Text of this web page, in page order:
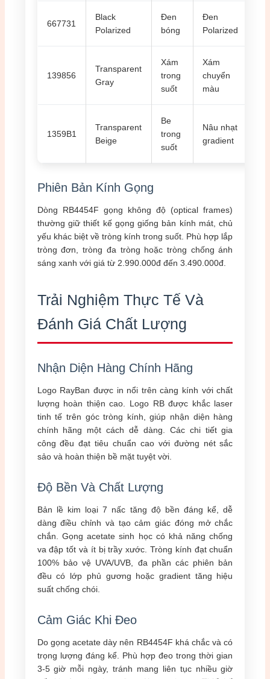
667731
Black
Polarized
Đen
bóng
Đen
Polarized
139856
Transparent
Gray
Xám
trong
suốt
Xám
chuyển
màu
1359B1
Transparent
Beige
Be
trong
suốt
Nâu nhạt
gradient
Phiên Bản Kính Gọng
Dòng RB4454F gọng không độ (optical frames)
thường giữ thiết kế gọng giống bản kính mát, chủ
yếu khác biệt về tròng kính trong suốt. Phù hợp lắp
tròng đơn, tròng đa tròng hoặc tròng chống ánh
sáng xanh với giá từ 2.990.000đ đến 3.490.000đ.
Trải Nghiệm Thực Tế Và
Đánh Giá Chất Lượng
Nhận Diện Hàng Chính Hãng
Logo RayBan được in nổi trên càng kính với chất
lượng hoàn thiện cao. Logo RB được khắc laser
tinh tế trên góc tròng kính, giúp nhận diện hàng
chính hãng một cách dễ dàng. Các chi tiết gia
công đều đạt tiêu chuẩn cao với đường nét sắc
sảo và hoàn thiện bề mặt tuyệt vời.
Độ Bền Và Chất Lượng
Bản lề kim loại 7 nấc tăng độ bền đáng kể, dễ
dàng điều chỉnh và tạo cảm giác đóng mở chắc
chắn. Gọng acetate sinh học có khả năng chống
va đập tốt và ít bị trầy xước. Tròng kính đạt chuẩn
100% bảo vệ UVA/UVB, đa phần các phiên bản
đều có lớp phủ gương hoặc gradient tăng hiệu
suất chống chói.
Cảm Giác Khi Đeo
Do gọng acetate dày nên RB4454F khá chắc và có
trọng lượng đáng kể. Phù hợp đeo trong thời gian
3-5 giờ mỗi ngày, tránh mang liên tục nhiều giờ